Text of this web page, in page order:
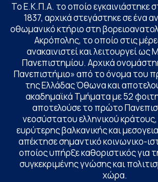
Το Ε.Κ.Π.Α. το οποίο εγκαινιάστηκε
1837, αρχικά στεγάστηκε σε ένα
οθωμανικό κτήριο στη
Ακρόπολης, το οποίο στις
ανακαινιστεί και λειτουργεί ως
Πανεπιστημίου. Αρχικά
Πανεπιστήμιο» από το όνομα του
της Ελλάδας Όθωνα και
ακαδημαϊκά Τμήματα με 52
αποτελούσε το πρώτο
νεοσύστατου ελληνικού κράτους,
ευρύτερης βαλκανικής και
απέκτησε σημαντικό κοινωνικο-
οποίος υπήρξε καθοριστικός για
συγκεκριμένης γνώσης και
χώρα.